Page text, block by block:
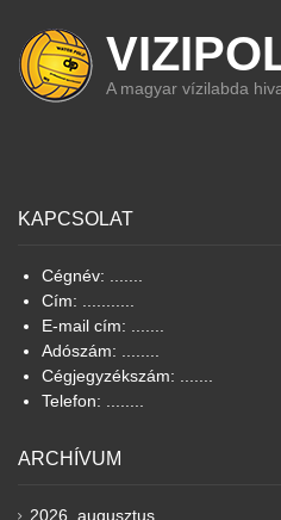
A magyar vízilabda
KAPCSOLAT
Cégnév: .......
Cím: ...........
E-mail cím: .......
Adószám: ........
Cégjegyzékszám: .......
Telefon: ........
ARCHÍVUM
2026. augusztus